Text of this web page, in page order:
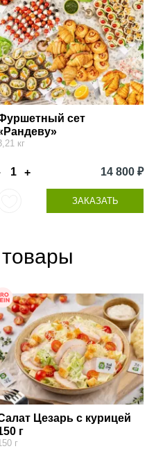
сет
кг
+ 14 800 ₽
ЗАКАЗАТЬ
Цезарь с курицей
г
г